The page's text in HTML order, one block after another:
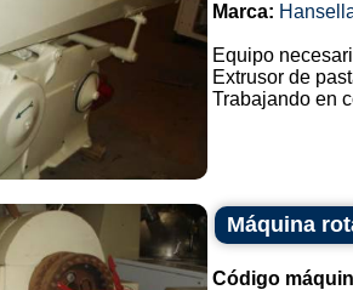
Marca:
Equipo
Extrusor de
Trabajando en
Máquina
Código